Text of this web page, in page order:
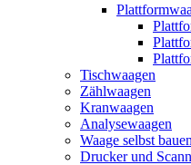
Tischwaagen
Zählwaagen
Kranwaagen
Analysewaagen
Waage selbst bauen
Drucker und